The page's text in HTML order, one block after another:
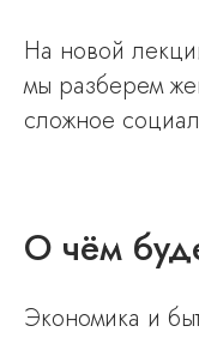
На новой
мы разберем
сложное
О чём
Экономика и